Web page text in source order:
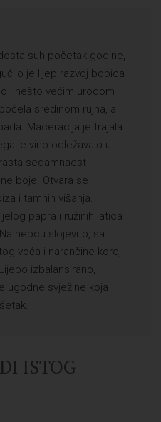
suh početak godine,
je lijep razvoj bobica
i nešto većim urodom
sredinom rujna, a
Maceracija je trajala
je vino odležavalo u
sedamnaest
boje. Otvara se
i tamnih višanja.
papra i ružinih latica
nepcu slojevito, sa
voća i narančine kore,
izbalansirano,
ugodne svježine koja
ISTOG